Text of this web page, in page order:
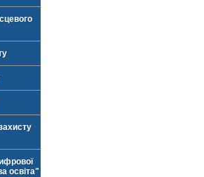
освіта"